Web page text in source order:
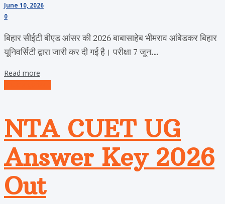
June 10, 2026
0
बिहार सीईटी बीएड आंसर की 2026 बाबासाहेब भीमराव आंबेडकर बिहार
यूनिवर्सिटी द्वारा जारी कर दी गई है। परीक्षा 7 जून...
Read more
NTA CUET UG
Answer Key 2026
Out